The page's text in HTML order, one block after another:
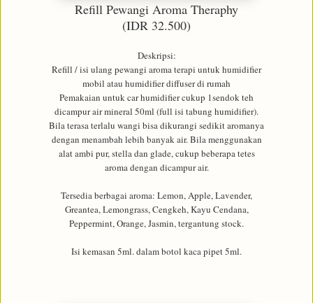
Refill Pewangi Aroma Theraphy
(IDR 32.500)
Deskripsi:
Refill / isi ulang pewangi aroma terapi untuk humidifier
mobil atau humidifier diffuser di rumah
Pemakaian untuk car humidifier cukup 1sendok teh
dicampur air mineral 50ml (full isi tabung humidifier).
Bila terasa terlalu wangi bisa dikurangi sedikit aromanya
dengan menambah lebih banyak air. Bila menggunakan
alat ambi pur, stella dan glade, cukup beberapa tetes
aroma dengan dicampur air.
Tersedia berbagai aroma: Lemon, Apple, Lavender,
Greantea, Lemongrass, Cengkeh, Kayu Cendana,
Peppermint, Orange, Jasmin, tergantung stock.
Isi kemasan 5ml. dalam botol kaca pipet 5ml.